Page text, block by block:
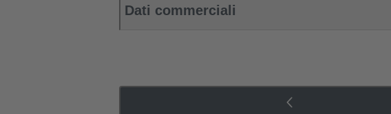
Dati commerciali